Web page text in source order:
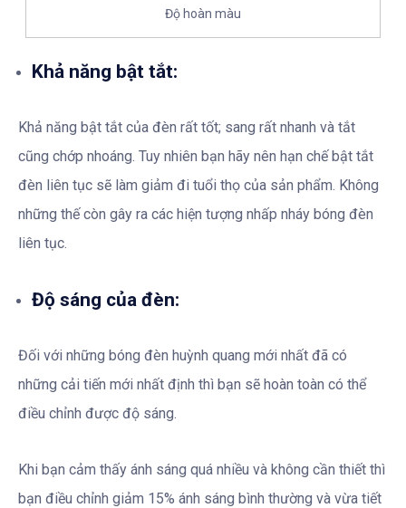
Độ hoàn màu
Khả năng bật tắt:
Khả năng bật tắt của đèn rất tốt; sang rất nhanh và tắt
cũng chớp nhoáng. Tuy nhiên bạn hãy nên hạn chế bật tắt
đèn liên tục sẽ làm giảm đi tuổi thọ của sản phẩm. Không
những thế còn gây ra các hiện tượng nhấp nháy bóng đèn
liên tục.
Độ sáng của đèn:
Đối với những bóng đèn huỳnh quang mới nhất đã có
những cải tiến mới nhất định thì bạn sẽ hoàn toàn có thể
điều chỉnh được độ sáng.
Khi bạn cảm thấy ánh sáng quá nhiều và không cần thiết thì
bạn điều chỉnh giảm 15% ánh sáng bình thường và vừa tiết